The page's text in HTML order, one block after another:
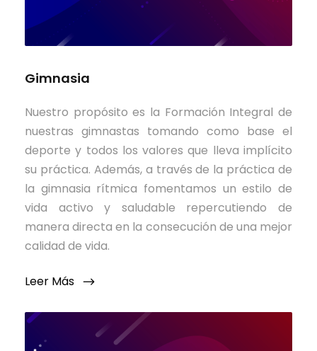
Gimnasia
Nuestro propósito es la Formación Integral de
nuestras gimnastas tomando como base el
deporte y todos los valores que lleva implícito
su práctica. Además, a través de la práctica de
la gimnasia rítmica fomentamos un estilo de
vida activo y saludable repercutiendo de
manera directa en la consecución de una mejor
calidad de vida.
Leer Más